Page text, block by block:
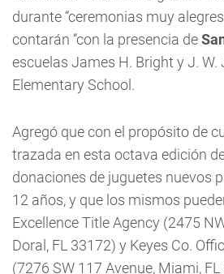
durante “ceremonias muy
contarán “con la presencia de
escuelas James H. Bright y J. W.
Elementary School.
Agregó que con el propósito de
trazada en esta octava edición
donaciones de juguetes nuevos
12 años, y que los mismos
Excellence Title Agency (2475
Doral, FL 33172) y Keyes Co.
(7276 SW 117 Avenue, Miami,